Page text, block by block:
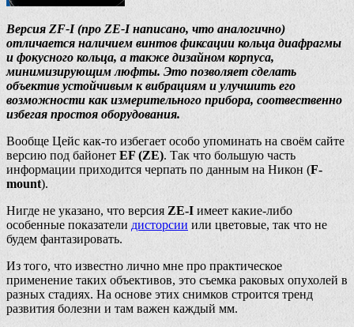
Версия ZF-I (про ZE-I написано, что аналогично)
отличается наличием винтов фиксации кольца диафрагмы
и фокусного кольца, а также дизайном корпуса,
минимизирующим люфты. Это позволяет сделать
объектив устойчивым к вибрациям и улучшить его
возможности как измерительного прибора, соотвественно
избегая простоя оборудования.
Вообще Цейс как-то избегает особо упоминать на своём сайте
версию под байонет EF (ZE). Так что большую часть
информации приходится черпать по данным на Никон (F-
mount).
Нигде не указано, что версия ZE-I имеет какие-либо
особенные показатели дисторсии или цветовые, так что не
будем фантазировать.
Из того, что известно лично мне про практическое
применение таких объективов, это съемка раковых опухолей в
разных стадиях. На основе этих снимков строится тренд
развития болезни и там важен каждый мм.